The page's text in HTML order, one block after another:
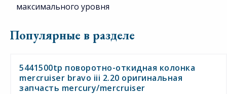
максимального уровня
Популярные в разделе
5441500tp поворотно-откидная колонка
mercruiser bravo iii 2.20 оригинальная
запчасть mercury/mercruiser